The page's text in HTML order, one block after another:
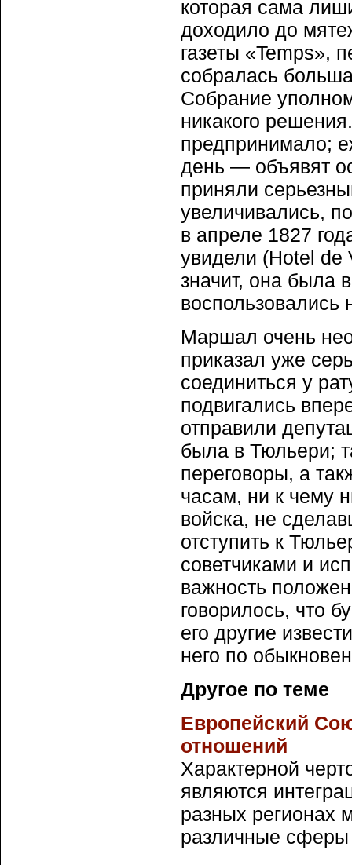
которая сама
доходило до
газеты «Temps»,
собралась
Собрание
никакого
предпринимало;
день — объявят
приняли
увеличивались,
в апреле 1827
увидели (Hotel de
значит, она была
воспользовались
Маршал очень
приказал уже
соединиться у
подвигались
отправили
была в Тюльери;
переговоры, а
часам, ни к чему
войска, не
отступить к
советчиками и
важность
говорилось, что
его другие
него по
Другое по теме
Европейский
отношений
Характерной
являются
разных регионах
различные сферы